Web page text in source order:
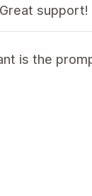
support!
is the